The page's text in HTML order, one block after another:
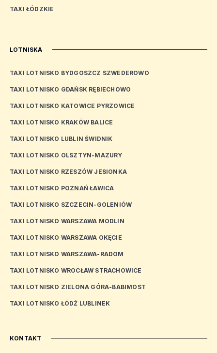
TAXI ŁÓDZKIE
LOTNISKA
TAXI LOTNISKO BYDGOSZCZ SZWEDEROWO
TAXI LOTNISKO GDAŃSK RĘBIECHOWO
TAXI LOTNISKO KATOWICE PYRZOWICE
TAXI LOTNISKO KRAKÓW BALICE
TAXI LOTNISKO LUBLIN ŚWIDNIK
TAXI LOTNISKO OLSZTYN-MAZURY
TAXI LOTNISKO RZESZÓW JESIONKA
TAXI LOTNISKO POZNAŃ ŁAWICA
TAXI LOTNISKO SZCZECIN-GOLENIÓW
TAXI LOTNISKO WARSZAWA MODLIN
TAXI LOTNISKO WARSZAWA OKĘCIE
TAXI LOTNISKO WARSZAWA-RADOM
TAXI LOTNISKO WROCŁAW STRACHOWICE
TAXI LOTNISKO ZIELONA GÓRA-BABIMOST
TAXI LOTNISKO ŁÓDŹ LUBLINEK
KONTAKT